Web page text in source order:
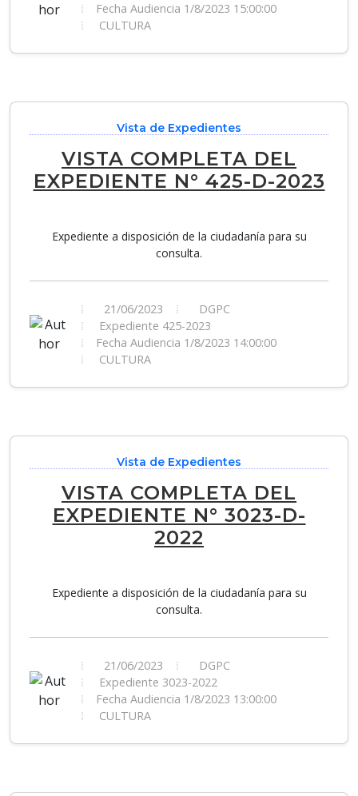
Fecha Audiencia 1/8/2023 15:00:00
CULTURA
Vista de Expedientes
VISTA COMPLETA DEL
EXPEDIENTE N° 425-D-2023
Expediente a disposición de la ciudadanía para su
consulta.
21/06/2023
DGPC
Expediente 425-2023
Fecha Audiencia 1/8/2023 14:00:00
CULTURA
Vista de Expedientes
VISTA COMPLETA DEL
EXPEDIENTE N° 3023-D-
2022
Expediente a disposición de la ciudadanía para su
consulta.
21/06/2023
DGPC
Expediente 3023-2022
Fecha Audiencia 1/8/2023 13:00:00
CULTURA